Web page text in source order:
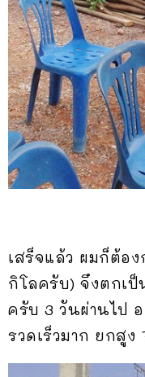
เสร็จแล้ว ผมก็ต้อ
กิโลครับ) จึงตกเป็
ครับ 3 วันผ่านไป
รวดเร็วมาก ยกสู